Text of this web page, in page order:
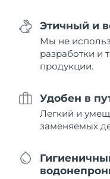
Этичный и
Мы не
разработки и
продукции.
Удобен в
Легкий и
заменяемых